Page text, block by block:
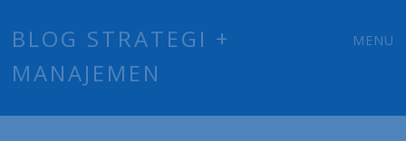
BLOG STRATEGI +
MANAJEMEN
MENU